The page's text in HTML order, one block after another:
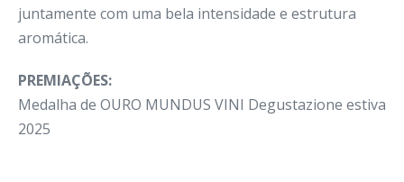
juntamente com uma bela intensidade e estrutura
aromática.
PREMIAÇÕES:
Medalha de OURO MUNDUS VINI Degustazione estiva
2025